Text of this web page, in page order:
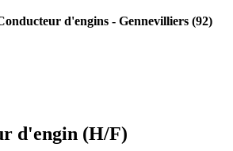
d'engins - Gennevilliers (92)
d'engin (H/F)